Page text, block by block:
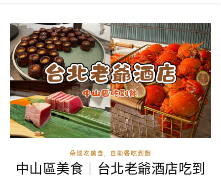
朵瑞吃美食, 自助餐吃到飽
中山區美食｜台北老爺酒店吃到